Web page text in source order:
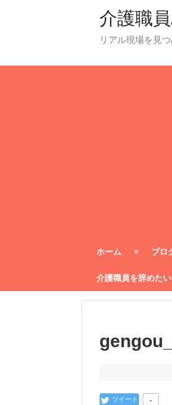
介護職
リアル現場を見
ホーム ブロ
介護職員を辞めたい
-
ツイート